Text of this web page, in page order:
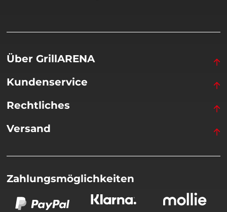
Über GrillARENA
Kundenservice
Rechtliches
Versand
Zahlungsmöglichkeiten